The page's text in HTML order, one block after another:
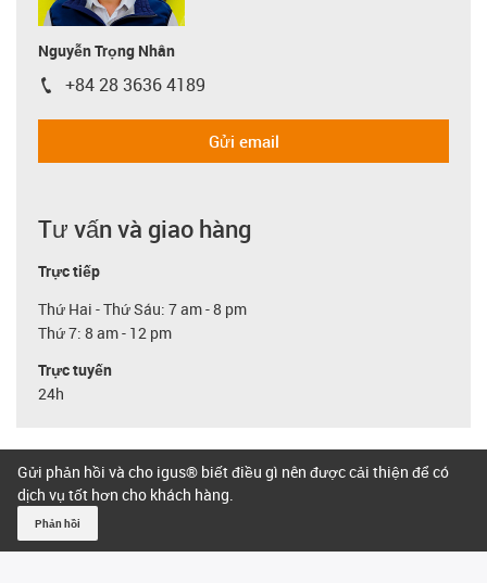
Nguyễn Trọng Nhân
igus-icon-phone
+84 28 3636 4189
Gửi email
Tư vấn và giao hàng
Trực tiếp
Thứ Hai - Thứ Sáu: 7 am - 8 pm
Thứ 7: 8 am - 12 pm
Trực tuyến
24h
Gửi phản hồi và cho igus® biết điều gì nên được cải thiện để có
dịch vụ tốt hơn cho khách hàng.
Phản hồi